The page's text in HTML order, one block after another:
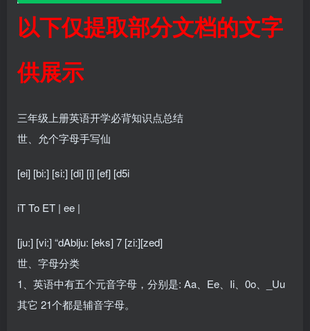
以下仅提取部分文档的文字
供展示
三年级上册英语开学必背知识点总结
世、允个字母手写仙
[ei] [bi:] [si:] [di] [i] [ef] [d5i
iT To ET | ee |
[ju:] [vi:] “dAblju: [eks] 7 [zi:][zed]
世、字母分类
1、英语中有五个元音字母，分别是: Aa、Ee、Ii、0o、_Uu
其它 21个都是辅音字母。